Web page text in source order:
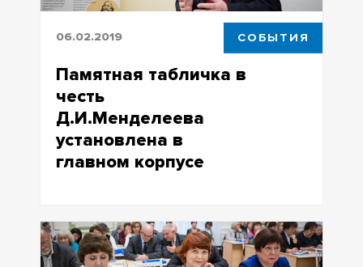
06.02.2019 СОБЫТИЯ
Памятная табличка в
честь
Д.И.Менделеева
установлена в
главном корпусе
Д.И.Менделеева установлена в
главном корпусе